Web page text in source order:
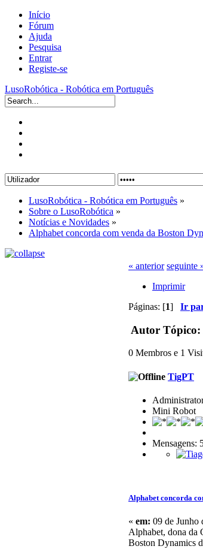
Início
Fórum
Ajuda
Pesquisa
Entrar
Registe-se
LusoRobótica - Robótica em Português
LusoRobótica - Robótica em Português »
Sobre o LusoRobótica »
Notícias e Novidades »
Alphabet concorda com venda da Boston
« anterior seguinte
Imprimir
Páginas: [1] Ir
Autor Tópico:
0 Membros e 1
TigPT
Mini Robot
Mensagens:
Alphabet concorda
« em: 09 de Junho
Alphabet, dona da
Boston Dynamics